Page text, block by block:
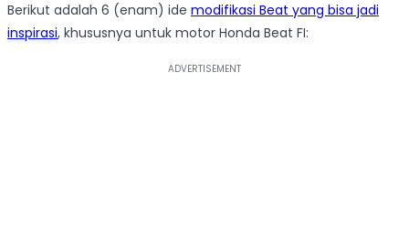
Berikut adalah 6 (enam) ide modifikasi Beat yang bisa jadi
inspirasi, khususnya untuk motor Honda Beat FI: